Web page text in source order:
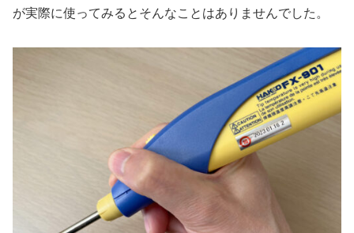
が実際に使ってみるとそんなことはありませんでした。